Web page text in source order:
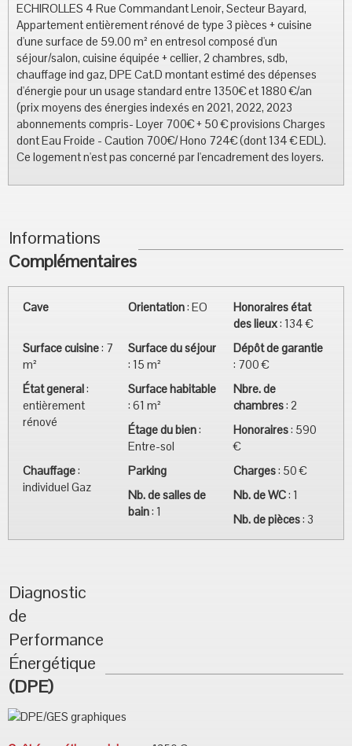
ECHIROLLES 4 Rue Commandant Lenoir, Secteur Bayard,
Appartement entièrement rénové de type 3 pièces + cuisine
d'une surface de 59.00 m² en entresol composé d'un
séjour/salon, cuisine équipée + cellier, 2 chambres, sdb,
chauffage ind gaz, DPE Cat.D montant estimé des dépenses
d'énergie pour un usage standard entre 1350€ et 1880 €/an
(prix moyens des énergies indexés en 2021, 2022, 2023
abonnements compris- Loyer 700€ + 50 € provisions Charges
dont Eau Froide - Caution 700€/ Hono 724€ (dont 134 € EDL).
Ce logement n'est pas concerné par l'encadrement des loyers.
Informations
Complémentaires
Cave Orientation:EO
Honoraires état
des lieux: 134 €
Surface cuisine: 7
m²
Surface du séjour
: 15 m²
Dépôt de garantie
: 700 €
État general:
entièrement
rénové
Surface habitable
:61 m²
Nbre. de
chambres:2
Étage du bien:
Entre-sol
Honoraires: 590
€
Chauffage:
individuel Gaz
Parking Charges: 50 €
Nb. de salles de
bain: 1
Nb. de WC: 1
Nb. de pièces: 3
Diagnostic
de
Performance
Énergétique
(DPE)